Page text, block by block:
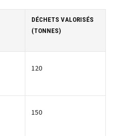
DÉCHETS VALORISÉS
(TONNES)
120
150